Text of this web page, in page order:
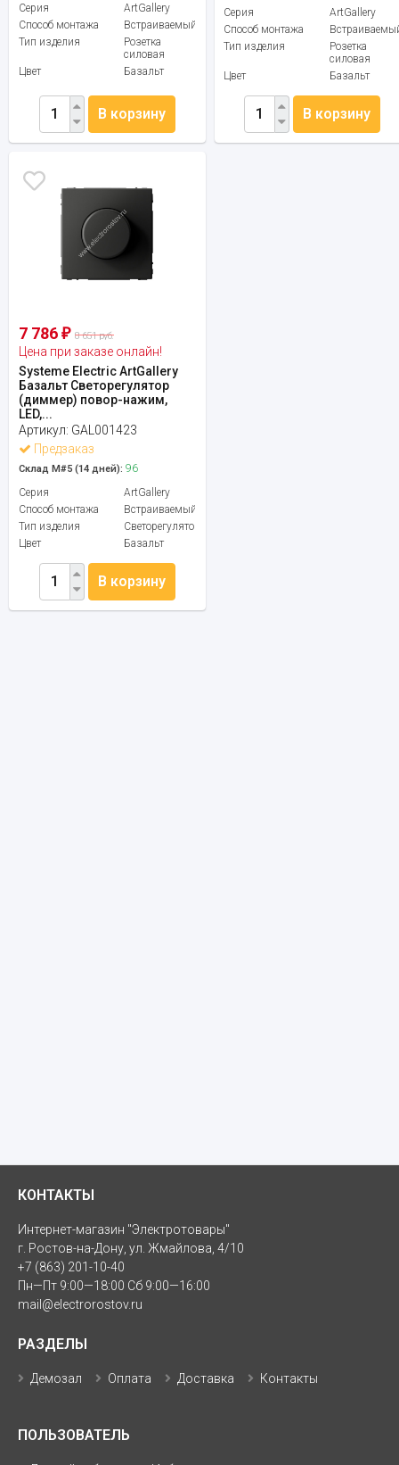
Серия
ArtGallery
Способ монтажа
Встраиваемый
Тип изделия
Розетка
силовая
Цвет
Базальт
В корзину
Серия
ArtGallery
Способ монтажа
Тип изделия
Розетка
силовая
Цвет
Базальт
В корзину
7 786 ₽ 8 651 руб.
Цена при заказе онлайн!
Systeme Electric ArtGallery
Базальт Светорегулятор
(диммер) повор-нажим,
LED,...
Артикул: GAL001423
Предзаказ
Склад М#5 (14 дней): 96
Серия
ArtGallery
Способ монтажа
Встраиваемый
Тип изделия
Светорегулятор
Цвет
Базальт
В корзину
КОНТАКТЫ
Интернет-магазин "Электротовары"
г. Ростов-на-Дону, ул. Жмайлова, 4/10
+7 (863) 201-10-40
Пн—Пт 9:00—18:00 Сб 9:00—16:00
mail@electrorostov.ru
РАЗДЕЛЫ
Демозал Оплата Доставка Контакты
ПОЛЬЗОВАТЕЛЬ